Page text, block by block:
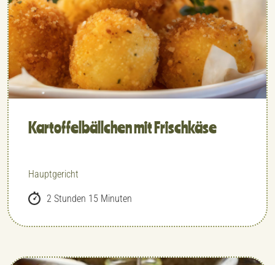
Kartoffelbällchen mit Frischkäse
Hauptgericht
2 Stunden 15 Minuten